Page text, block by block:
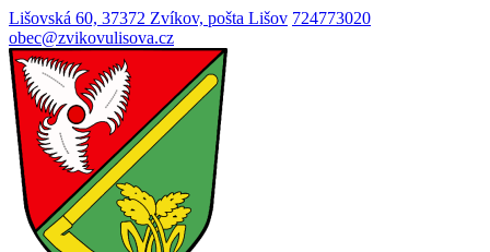
Lišovská 60, 37372 Zvíkov, pošta Lišov 724773020
obec@zvikovulisova.cz